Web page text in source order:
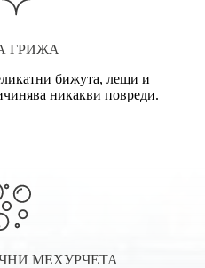
ГРИЖА
бижута, лещи и
никакви повреди.
МЕХУРЧЕТА